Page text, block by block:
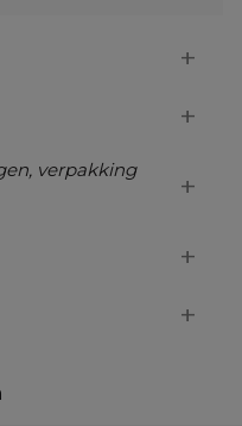
verpakking